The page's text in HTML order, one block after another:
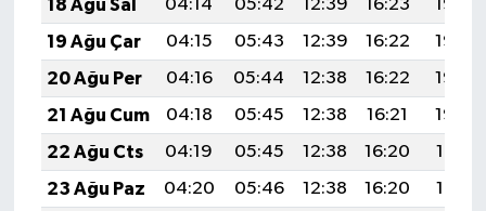
18 Ağu Sal
04:14 05:42 12:39 16:23
19:26
19 Ağu Çar
04:15 05:43 12:39 16:22
19:25
20 Ağu Per
04:16 05:44 12:38 16:22
19:23
21 Ağu Cum
04:18 05:45 12:38 16:21
19:22
22 Ağu Cts
04:19 05:45 12:38 16:20
19:21
23 Ağu Paz
04:20 05:46 12:38 16:20
19:19